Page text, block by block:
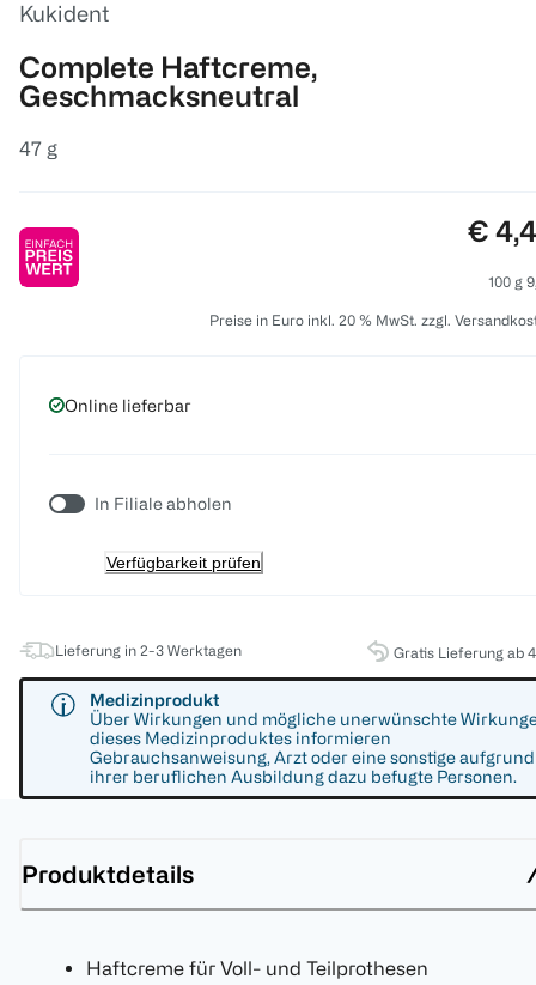
Kukident
Complete Haftcreme,
Geschmacksneutral
47 g
€
100 g
Preise in Euro inkl. 20 % MwSt. zzgl.
Online lieferbar
In Filiale abholen
Verfügbarkeit prüfen
Lieferung in 2-3 Werktagen Gratis Lieferung ab
Medizinprodukt
Über Wirkungen und mögliche unerwünschte
dieses Medizinproduktes informieren
Gebrauchsanweisung, Arzt oder eine sonstige aufgrund
ihrer beruflichen Ausbildung dazu befugte Personen.
Produktdetails
Haftcreme für Voll- und Teilprothesen